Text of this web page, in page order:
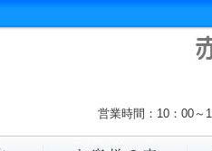
営業時間：10：00